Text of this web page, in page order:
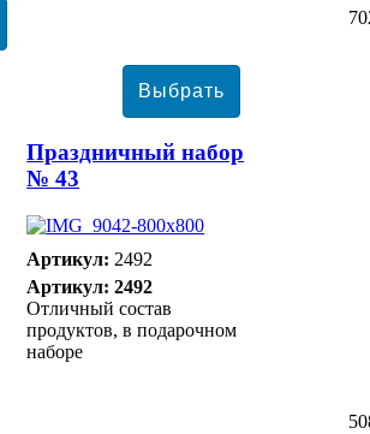
Праздничный набор
№ 43
Артикул: 2492
Артикул: 2492
Отличный состав
продуктов, в подарочном
наборе